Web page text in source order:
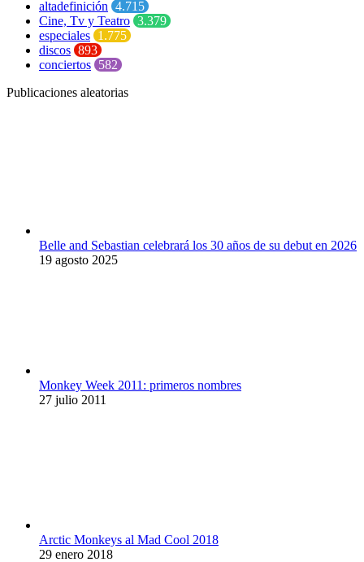
altadefinición 4.715
Cine, Tv y Teatro 3.379
especiales 1.775
discos 893
conciertos 582
Publicaciones aleatorias
Belle and Sebastian celebrará los 30 años de su debut en 2026
19 agosto 2025
Monkey Week 2011: primeros nombres
27 julio 2011
Arctic Monkeys al Mad Cool 2018
29 enero 2018